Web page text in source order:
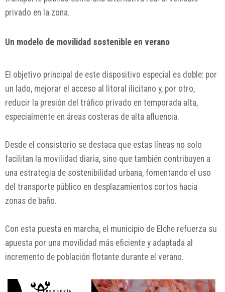
privado en la zona.
Un modelo de movilidad sostenible en verano
El objetivo principal de este dispositivo especial es doble: por
un lado, mejorar el acceso al litoral ilicitano y, por otro,
reducir la presión del tráfico privado en temporada alta,
especialmente en áreas costeras de alta afluencia.
Desde el consistorio se destaca que estas líneas no solo
facilitan la movilidad diaria, sino que también contribuyen a
una estrategia de sostenibilidad urbana, fomentando el uso
del transporte público en desplazamientos cortos hacia
zonas de baño.
Con esta puesta en marcha, el municipio de Elche refuerza su
apuesta por una movilidad más eficiente y adaptada al
incremento de población flotante durante el verano.